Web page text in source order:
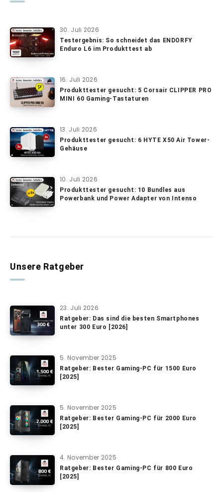
30. Juli 2026
Testergebnis: So schneidet das ENDORFY
Enduro L6 im Produkttest ab
16. Juli 2026
Produkttester gesucht: 5 Corsair CLIPPER PRO
MINI 60 Gaming-Tastaturen
13. Juli 2026
Produkttester gesucht: 6 HYTE X50 Air Tower-
Gehäuse
10. Juli 2026
Produkttester gesucht: 10 Bundles aus
Powerbank und Power Adapter von Intenso
Unsere Ratgeber
23. Juli 2026
Ratgeber: Das sind die besten Smartphones
unter 300 Euro [2026]
5. November 2025
Ratgeber: Bester Gaming-PC für 1500 Euro
[2025]
5. November 2025
Ratgeber: Bester Gaming-PC für 2000 Euro
[2025]
4. November 2025
Ratgeber: Bester Gaming-PC für 800 Euro
[2025]